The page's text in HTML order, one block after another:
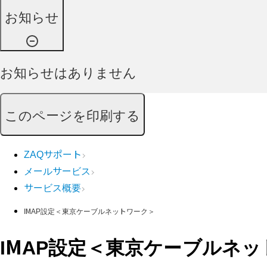
お知らせ
お知らせはありません
このページを印刷する
ZAQサポート
メールサービス
サービス概要
IMAP設定＜東京ケーブルネットワーク＞
IMAP設定＜東京ケーブルネッ